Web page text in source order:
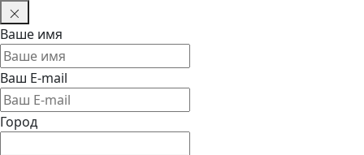
Ваше имя
Ваш E-mail
Город